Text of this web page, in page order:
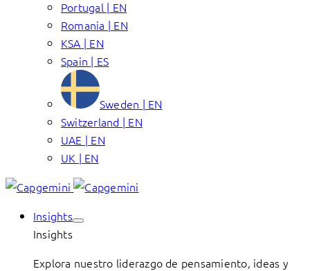
Portugal | EN
Romania | EN
KSA | EN
Spain | ES
Sweden | EN
Switzerland | EN
UAE | EN
UK | EN
Insights
Insights
Explora nuestro liderazgo de pensamiento, ideas y